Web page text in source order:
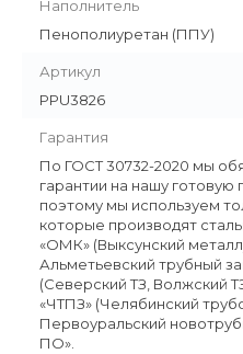
Наполнитель
Пенополиуретан (ППУ)
Артикул
PPU3826
Гарантия
По ГОСТ 30732-2020 мы
гарантии на нашу
поэтому мы используем
которые производят
«ОМК» (Выксунский
Альметьевский трубный
(Северский ТЗ, Волжский
«ЧТПЗ» (Челябинский
Первоуральский
ПО».